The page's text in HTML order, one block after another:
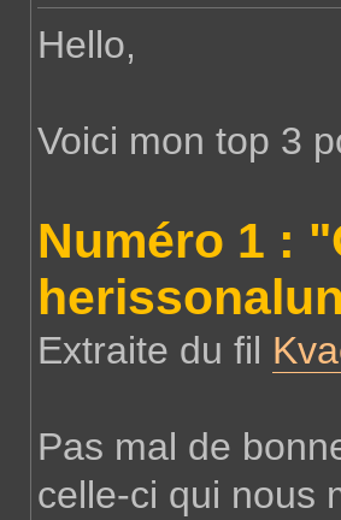
e
Hello,
Voici mon top 3
Numéro 1 :
Extraite du fil
Pas mal de
celle-ci qui nous